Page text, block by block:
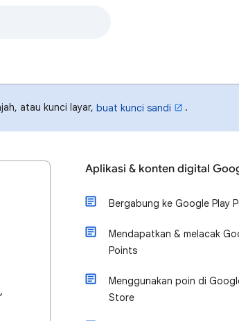
atau kunci layar, buat kunci sandi .
Aplikasi & konten digital
Bergabung ke Google Play
Mendapatkan & melacak
Points
Menggunakan poin di
Store